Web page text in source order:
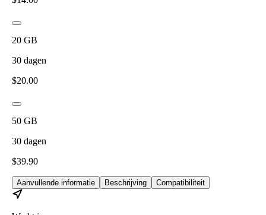
20 GB
30 dagen
$20.00
50 GB
30 dagen
$39.90
Aanvullende informatie Beschrijving Compatibiliteit